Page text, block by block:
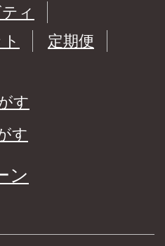
ィ
定期便
す
す
ン